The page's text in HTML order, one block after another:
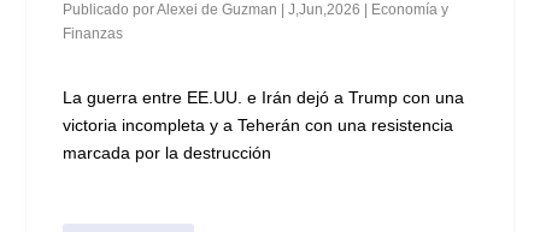
Publicado porAlexei de Guzman |J,Jun,2026
Economía y
Finanzas
La guerra entre EE.UU. e Irán dejó a Trump con una
victoria incompleta y a Teherán con una resistencia
marcada por la destrucción